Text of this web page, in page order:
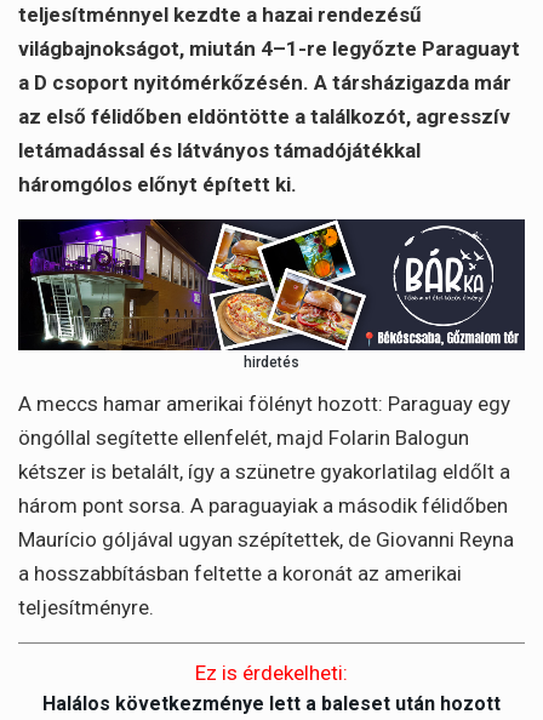
teljesítménnyel kezdte a hazai rendezésű
világbajnokságot, miután 4–1-re legyőzte Paraguayt
a D csoport nyitómérkőzésén. A társházigazda már
az első félidőben eldöntötte a találkozót, agresszív
letámadással és látványos támadójátékkal
háromgólos előnyt épített ki.
hirdetés
A meccs hamar amerikai fölényt hozott: Paraguay egy
öngóllal segítette ellenfelét, majd Folarin Balogun
kétszer is betalált, így a szünetre gyakorlatilag eldőlt a
három pont sorsa. A paraguayiak a második félidőben
Maurício góljával ugyan szépítettek, de Giovanni Reyna
a hosszabbításban feltette a koronát az amerikai
teljesítményre.
Ez is érdekelheti:
Halálos következménye lett a baleset után hozott